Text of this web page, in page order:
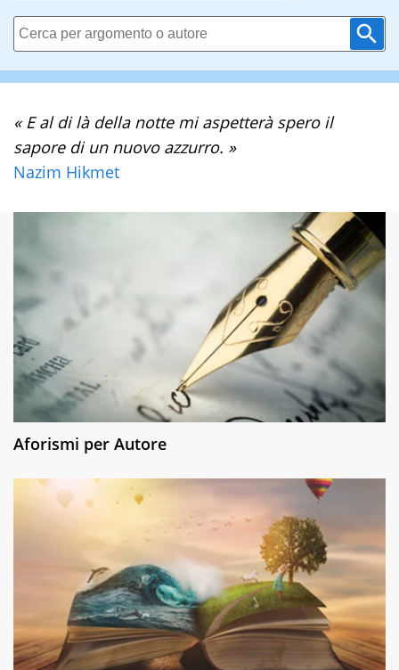
« E al di là della notte mi aspetterà spero il
sapore di un nuovo azzurro. »
Nazim Hikmet
Aforismi per Autore